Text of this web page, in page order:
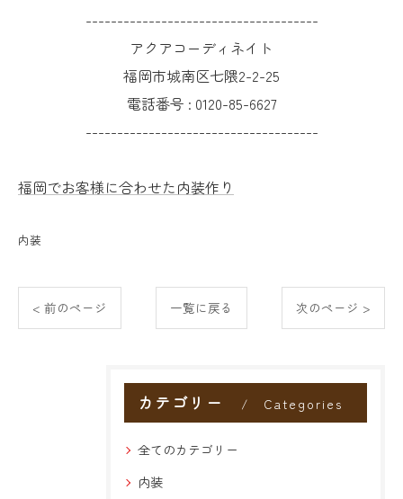
-------------------------------------
アクアコーディネイト
福岡市城南区七隈2-2-25
電話番号 : 0120-85-6627
-------------------------------------
福岡でお客様に合わせた内装作り
内装
< 前のページ 一覧に戻る 次のページ >
カテゴリー Categories
全てのカテゴリー
内装